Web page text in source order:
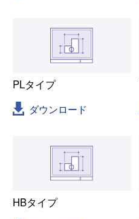
PLタイプ
ダウンロード
HBタイプ